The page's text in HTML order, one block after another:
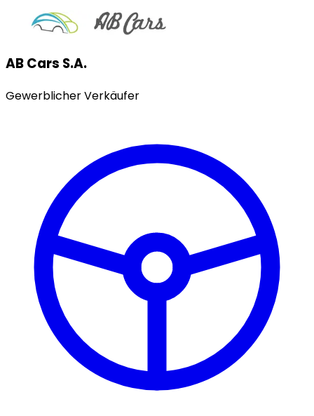
AB Cars S.A.
Gewerblicher Verkäufer